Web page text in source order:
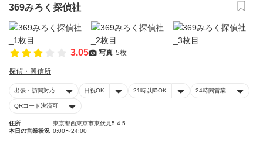
369みろく探偵社
3.05 写真 5枚
探偵・興信所
出張・訪問対応 日祝OK 21時以降OK 24時間営業
QRコード決済可
住所
東京都西東京市東伏見5-4-5
本日の営業状況 0:00〜24:00